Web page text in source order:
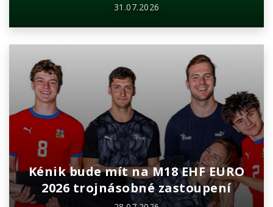
31.07.2026
Kénik bude mít na M18 EHF EURO
2026 trojnásobné zastoupení